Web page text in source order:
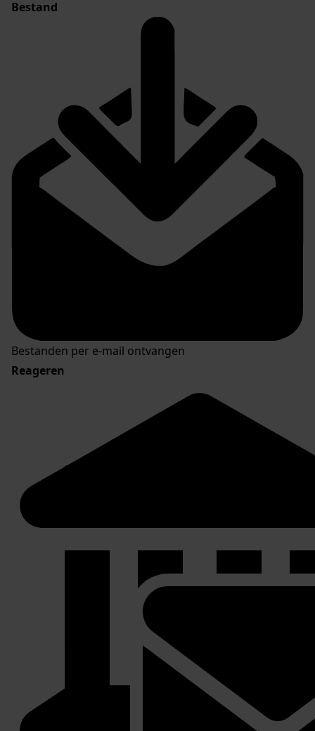
Bestand
Bestanden per e-mail ontvangen
Reageren